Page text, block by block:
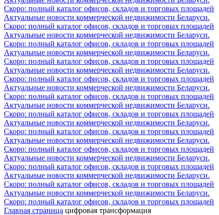
Скоро: полный каталог офисов, складов и торговых площадей
Актуальные новости коммерческой недвижимости Беларуси.
Скоро: полный каталог офисов, складов и торговых площадей
Актуальные новости коммерческой недвижимости Беларуси.
Скоро: полный каталог офисов, складов и торговых площадей
Актуальные новости коммерческой недвижимости Беларуси.
Скоро: полный каталог офисов, складов и торговых площадей
Актуальные новости коммерческой недвижимости Беларуси.
Скоро: полный каталог офисов, складов и торговых площадей
Актуальные новости коммерческой недвижимости Беларуси.
Скоро: полный каталог офисов, складов и торговых площадей
Актуальные новости коммерческой недвижимости Беларуси.
Скоро: полный каталог офисов, складов и торговых площадей
Актуальные новости коммерческой недвижимости Беларуси.
Скоро: полный каталог офисов, складов и торговых площадей
Актуальные новости коммерческой недвижимости Беларуси.
Скоро: полный каталог офисов, складов и торговых площадей
Актуальные новости коммерческой недвижимости Беларуси.
Скоро: полный каталог офисов, складов и торговых площадей
Актуальные новости коммерческой недвижимости Беларуси.
Скоро: полный каталог офисов, складов и торговых площадей
Актуальные новости коммерческой недвижимости Беларуси.
Скоро: полный каталог офисов, складов и торговых площадей
Главная страница цифровая трансформация